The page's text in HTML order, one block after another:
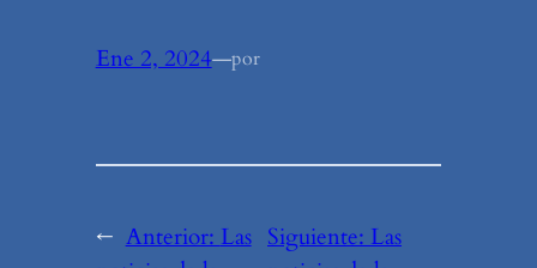
Ene 2, 2024—por
← Anterior: Las Siguiente: Las